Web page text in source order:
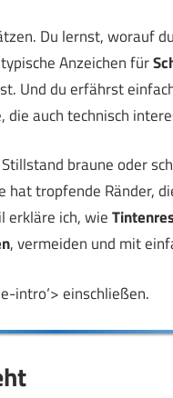
Du lernst, worauf
Anzeichen für
Und du erfährst
die auch technisch
braune oder
tropfende Ränder,
erkläre ich, wie
, vermeiden und mit
intro‘> einschließen.